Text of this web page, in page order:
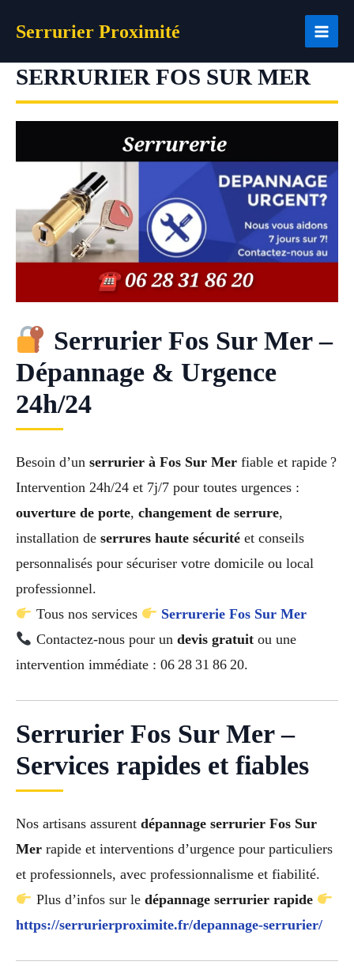
Serrurier Proximité
SERRURIER FOS SUR MER
Serrurier Fos Sur Mer –
Dépannage & Urgence
24h/24
Besoin d’un serrurier à Fos Sur Mer fiable et rapide ?
Intervention 24h/24 et 7j/7 pour toutes urgences :
ouverture de porte, changement de serrure,
installation de serrures haute sécurité et conseils
personnalisés pour sécuriser votre domicile ou local
professionnel.
Tous nos services
Serrurerie Fos Sur Mer
Contactez-nous pour un devis gratuitou une
intervention immédiate : 06 28 31 86 20.
Serrurier Fos Sur Mer –
Services rapides et fiables
Nos artisans assurent dépannage serrurier Fos Sur
Mer rapide et interventions d’urgence pour particuliers
et professionnels, avec professionnalisme et fiabilité.
Plus d’infos sur le dépannage serrurier rapide
https://serrurierproximite.fr/depannage-serrurier/